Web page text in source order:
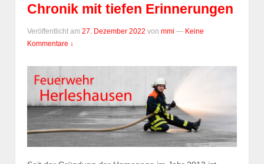
Chronik mit tiefen Erinnerungen
Veröffentlicht am 27. Dezember 2022 von mmi — Keine
Kommentare ↓